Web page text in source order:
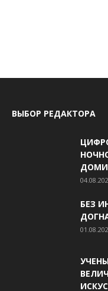
ВЫБОР РЕДАКТОРА
БЕЗ